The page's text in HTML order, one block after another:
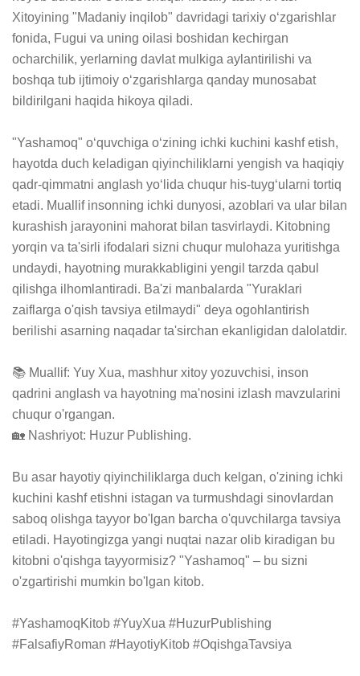
Xitoyining "Madaniy inqilob" davridagi tarixiy oʻzgarishlar
fonida, Fugui va uning oilasi boshidan kechirgan
ocharchilik, yerlarning davlat mulkiga aylantirilishi va
boshqa tub ijtimoiy oʻzgarishlarga qanday munosabat
bildirilgani haqida hikoya qiladi.
"Yashamoq" oʻquvchiga oʻzining ichki kuchini kashf etish,
hayotda duch keladigan qiyinchiliklarni yengish va haqiqiy
qadr-qimmatni anglash yoʻlida chuqur his-tuygʻularni tortiq
etadi. Muallif insonning ichki dunyosi, azoblari va ular bilan
kurashish jarayonini mahorat bilan tasvirlaydi. Kitobning
yorqin va ta'sirli ifodalari sizni chuqur mulohaza yuritishga
undaydi, hayotning murakkabligini yengil tarzda qabul
qilishga ilhomlantiradi. Ba'zi manbalarda "Yuraklari
zaiflarga o'qish tavsiya etilmaydi" deya ogohlantirish
berilishi asarning naqadar ta'sirchan ekanligidan dalolatdir.
📚 Muallif: Yuy Xua, mashhur xitoy yozuvchisi, inson
qadrini anglash va hayotning ma'nosini izlash mavzularini
chuqur o'rgangan.
🏡 Nashriyot: Huzur Publishing.
Bu asar hayotiy qiyinchiliklarga duch kelgan, o'zining ichki
kuchini kashf etishni istagan va turmushdagi sinovlardan
saboq olishga tayyor bo'lgan barcha o'quvchilarga tavsiya
etiladi. Hayotingizga yangi nuqtai nazar olib kiradigan bu
kitobni o'qishga tayyormisiz? "Yashamoq" – bu sizni
o'zgartirishi mumkin bo'lgan kitob.
#YashamoqKitob #YuyXua #HuzurPublishing
#FalsafiyRoman #HayotiyKitob #OqishgaTavsiya